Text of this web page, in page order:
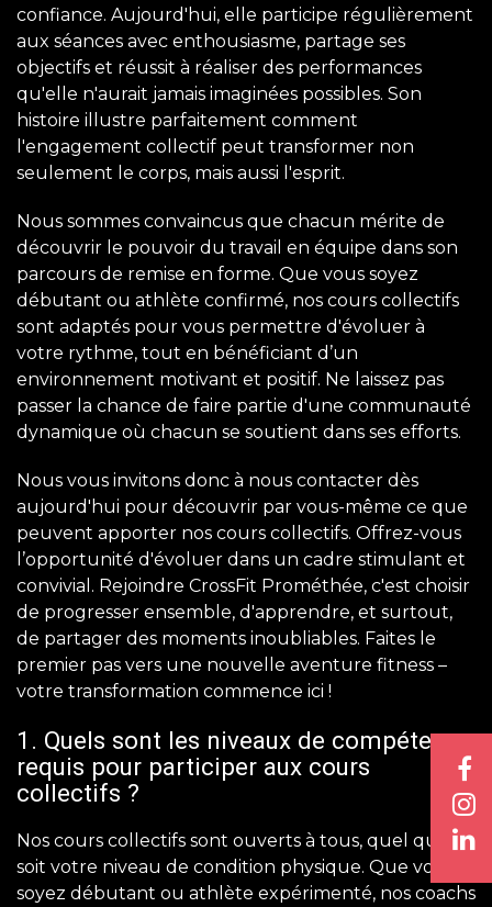
confiance. Aujourd'hui, elle participe régulièrement
aux séances avec enthousiasme, partage ses
objectifs et réussit à réaliser des performances
qu'elle n'aurait jamais imaginées possibles. Son
histoire illustre parfaitement comment
l'engagement collectif peut transformer non
seulement le corps, mais aussi l'esprit.
Nous sommes convaincus que chacun mérite de
découvrir le pouvoir du travail en équipe dans son
parcours de remise en forme. Que vous soyez
débutant ou athlète confirmé, nos cours collectifs
sont adaptés pour vous permettre d'évoluer à
votre rythme, tout en bénéficiant d’un
environnement motivant et positif. Ne laissez pas
passer la chance de faire partie d'une communauté
dynamique où chacun se soutient dans ses efforts.
Nous vous invitons donc à nous contacter dès
aujourd'hui pour découvrir par vous-même ce que
peuvent apporter nos cours collectifs. Offrez-vous
l’opportunité d'évoluer dans un cadre stimulant et
convivial. Rejoindre CrossFit Prométhée, c'est choisir
de progresser ensemble, d'apprendre, et surtout,
de partager des moments inoubliables. Faites le
premier pas vers une nouvelle aventure fitness –
votre transformation commence ici !
1. Quels sont les niveaux de compétence
requis pour participer aux cours
collectifs ?
Nos cours collectifs sont ouverts à tous, quel que
soit votre niveau de condition physique. Que vous
soyez débutant ou athlète expérimenté, nos coachs